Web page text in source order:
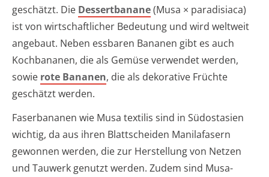
geschätzt. Die Dessertbanane(Musa × paradisiaca)
ist von wirtschaftlicher Bedeutung und wird weltweit
angebaut. Neben essbaren Bananen gibt es auch
Kochbananen, die als Gemüse verwendet werden,
sowie rote Bananen, die als dekorative Früchte
geschätzt werden.
Faserbananen wie Musa textilis sind in Südostasien
wichtig, da aus ihren Blattscheiden Manilafasern
gewonnen werden, die zur Herstellung von Netzen
und Tauwerk genutzt werden. Zudem sind Musa-